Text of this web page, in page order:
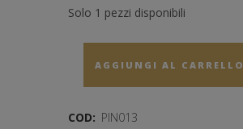
Solo 1 pezzi disponibili
AGGIUNGI AL CARRELLO
COD: PIN013